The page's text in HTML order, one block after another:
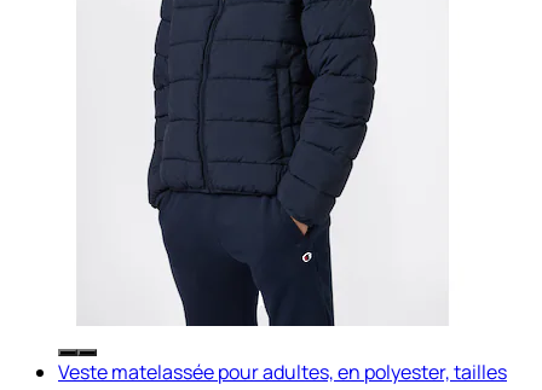
Veste matelassée pour adultes, en polyester, tailles